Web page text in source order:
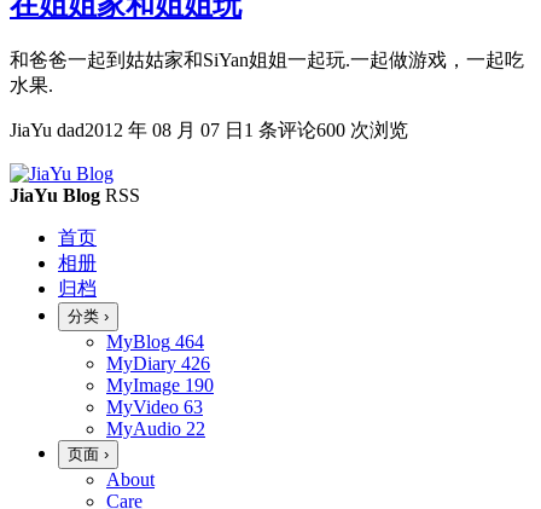
和爸爸一起到姑姑家和SiYan姐姐一起玩.一起做游戏，一起吃
水果.
JiaYu dad2012 年 08 月 07 日 1 条评论600 次浏览
JiaYu Blog RSS
首页
相册
归档
分类 ›
MyBlog 464
MyDiary 426
MyImage 190
MyVideo 63
MyAudio 22
页面 ›
About
Care